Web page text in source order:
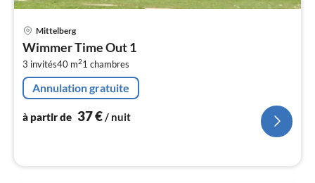
Mittelberg
Wimmer Time Out 1
3 invités40 m21 chambres
Annulation gratuite
à partir de 37€/ nuit